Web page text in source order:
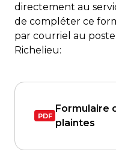
directement au
de compléter ce
par courriel au
Richelieu:
Formulaire
plaintes